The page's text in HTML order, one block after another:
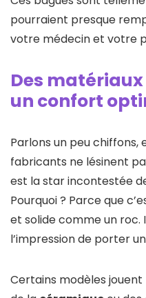
pourraient presque
votre médecin et votre
Des
un confort
Parlons un peu chiffons,
fabricants ne lésinent
est la star incontestée
Pourquoi ? Parce que
et solide comme un roc.
l’impression de porter
Certains modèles